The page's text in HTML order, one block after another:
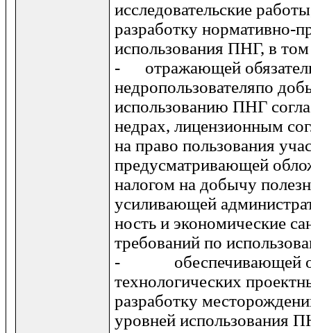
исследовательские
разработку нормативно-
использова­ния ПНГ, в
- отражающей
недропользователяпо
использованию ПНГ
недрах, лицензионным
на право пользова­ния
предусматривающей
налогом на добычу
усиливающей
ность и экономические
требований по
- обеспечивающей
технологических
разработку
уровней использования